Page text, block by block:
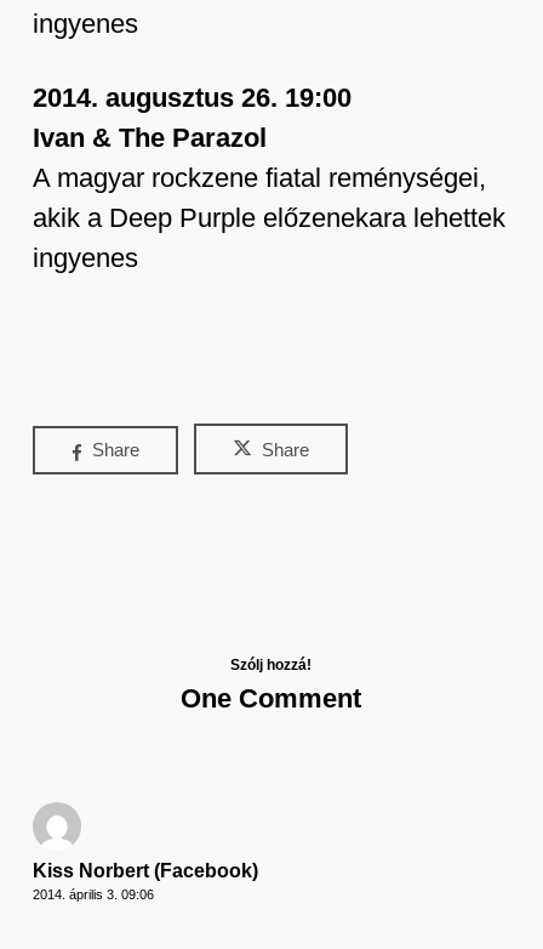
ingyenes
2014. augusztus 26. 19:00
Ivan & The Parazol
A magyar rockzene fiatal reménységei,
akik a Deep Purple előzenekara lehettek
ingyenes
Share Share
Szólj hozzá!
One Comment
Kiss Norbert (Facebook)
2014. április 3. 09:06